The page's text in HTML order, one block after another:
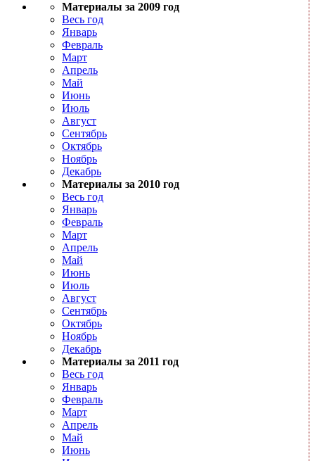
Материалы за 2009 год
Весь год
Январь
Февраль
Март
Апрель
Май
Июнь
Июль
Август
Сентябрь
Октябрь
Ноябрь
Декабрь
Материалы за 2010 год
Весь год
Январь
Февраль
Март
Апрель
Май
Июнь
Июль
Август
Сентябрь
Октябрь
Ноябрь
Декабрь
Материалы за 2011 год
Весь год
Январь
Февраль
Март
Апрель
Май
Июнь